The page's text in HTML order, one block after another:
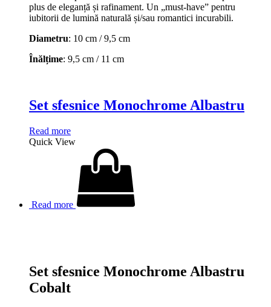
plus de eleganță și rafinament. Un „must-have” pentru
iubitorii de lumină naturală și/sau romantici incurabili.
Diametru: 10 cm / 9,5 cm
Înălțime: 9,5 cm / 11 cm
Set sfesnice Monochrome Albastru
Read more
Quick View
Read more
Set sfesnice Monochrome Albastru
Cobalt